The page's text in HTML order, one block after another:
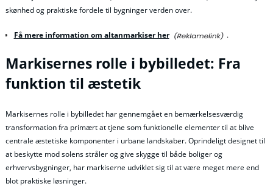
skønhed og praktiske fordele til bygninger verden over.
Få mere information om altanmarkiser her .
Markisernes rolle i bybilledet: Fra
funktion til æstetik
Markisernes rolle i bybilledet har gennemgået en bemærkelsesværdig
transformation fra primært at tjene som funktionelle elementer til at blive
centrale æstetiske komponenter i urbane landskaber. Oprindeligt designet til
at beskytte mod solens stråler og give skygge til både boliger og
erhvervsbygninger, har markiserne udviklet sig til at være meget mere end
blot praktiske løsninger.